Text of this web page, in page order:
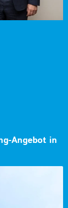
Angebot in